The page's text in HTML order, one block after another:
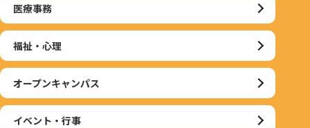
医療事務
福祉・心理
オープンキャンパス
イベント・行事